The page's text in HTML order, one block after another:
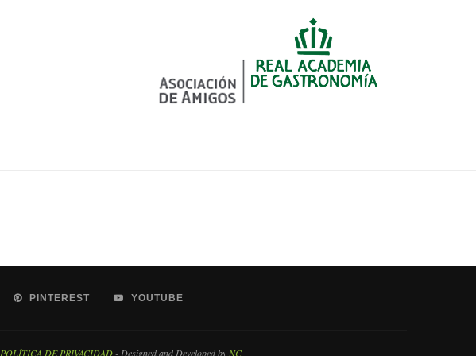
PINTEREST YOUTUBE
POLÍTICA DE PRIVACIDAD- Designed and Developed byNC